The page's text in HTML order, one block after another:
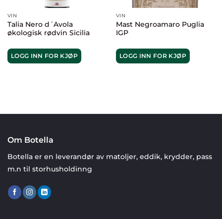
VIN
Talia Nero d´Avola
økologisk rødvin Sicilia
LOGG INN FOR KJØP
VIN
Mast Negroamaro Puglia
IGP
LOGG INN FOR KJØP
Om Botella
Botella er en leverandør av matoljer, eddik, krydder, pass
m.n til storhusholdinng